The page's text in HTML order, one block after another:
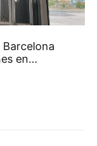
en…